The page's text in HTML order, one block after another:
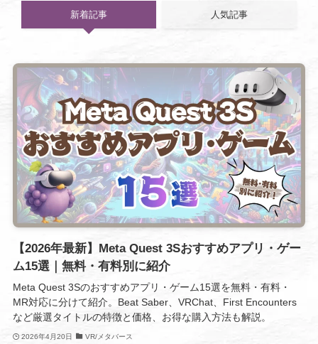
新着記事 人気記事
【2026年最新】Meta Quest 3Sおすすめアプリ・ゲー
ム15選｜無料・有料別に紹介
Meta Quest 3Sのおすすめアプリ・ゲーム15選を無料・有料・
MR対応に分けて紹介。Beat Saber、VRChat、First Encounters
など厳選タイトルの特徴と価格、お得な購入方法も解説。
2026年4月20日 VR/メタバース